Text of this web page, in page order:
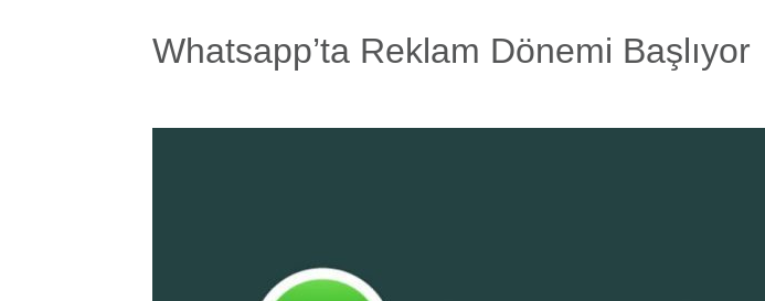
Whatsapp’ta Reklam Dönemi Başlıyor